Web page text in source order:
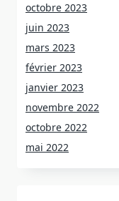
octobre 2023
juin 2023
mars 2023
février 2023
janvier 2023
novembre 2022
octobre 2022
mai 2022